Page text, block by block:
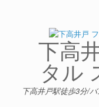
下高
タル
下高井戸駅徒歩3分/